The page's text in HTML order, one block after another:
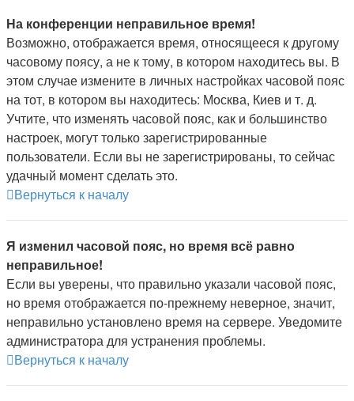
На конференции неправильное время!
Возможно, отображается время, относящееся к другому
часовому поясу, а не к тому, в котором находитесь вы. В
этом случае измените в личных настройках часовой пояс
на тот, в котором вы находитесь: Москва, Киев и т. д.
Учтите, что изменять часовой пояс, как и большинство
настроек, могут только зарегистрированные
пользователи. Если вы не зарегистрированы, то сейчас
удачный момент сделать это.
Вернуться к началу
Я изменил часовой пояс, но время всё равно
неправильное!
Если вы уверены, что правильно указали часовой пояс,
но время отображается по-прежнему неверное, значит,
неправильно установлено время на сервере. Уведомите
администратора для устранения проблемы.
Вернуться к началу